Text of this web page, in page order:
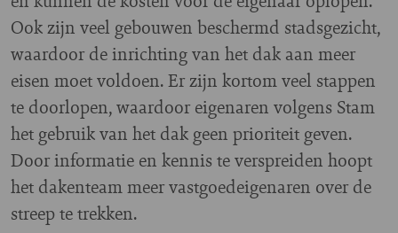
Ook zijn veel gebouwen beschermd stadsgezicht,
waardoor de inrichting van het dak aan meer
eisen moet voldoen. Er zijn kortom veel stappen
te doorlopen, waardoor eigenaren volgens Stam
het gebruik van het dak geen prioriteit geven.
Door informatie en kennis te verspreiden hoopt
het dakenteam meer vastgoedeigenaren over de
streep te trekken.